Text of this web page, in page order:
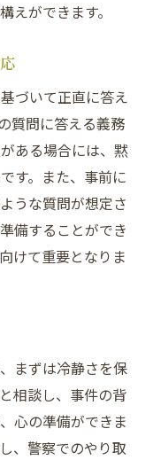
えができます。
づいて正直に答え
質問に答える義務
ある場合には、黙
す。また、事前に
うな質問が想定さ
備することができ
けて重要となりま
まずは冷静さを保
相談し、事件の背
心の準備ができま
、警察でのやり取